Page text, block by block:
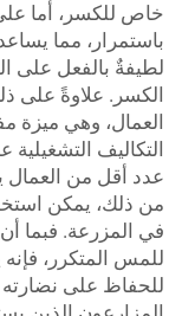
خاص للكسر، أما
باستمرار، مما
لطيفةٌ بالفعل على
الكسر. علاوةً على
العمال، وهي ميزة
التكاليف
عدد أقل من العمال
من ذلك، يمكن
في المزرعة. فبما
للمس المتكرر، فإنه
للحفاظ على